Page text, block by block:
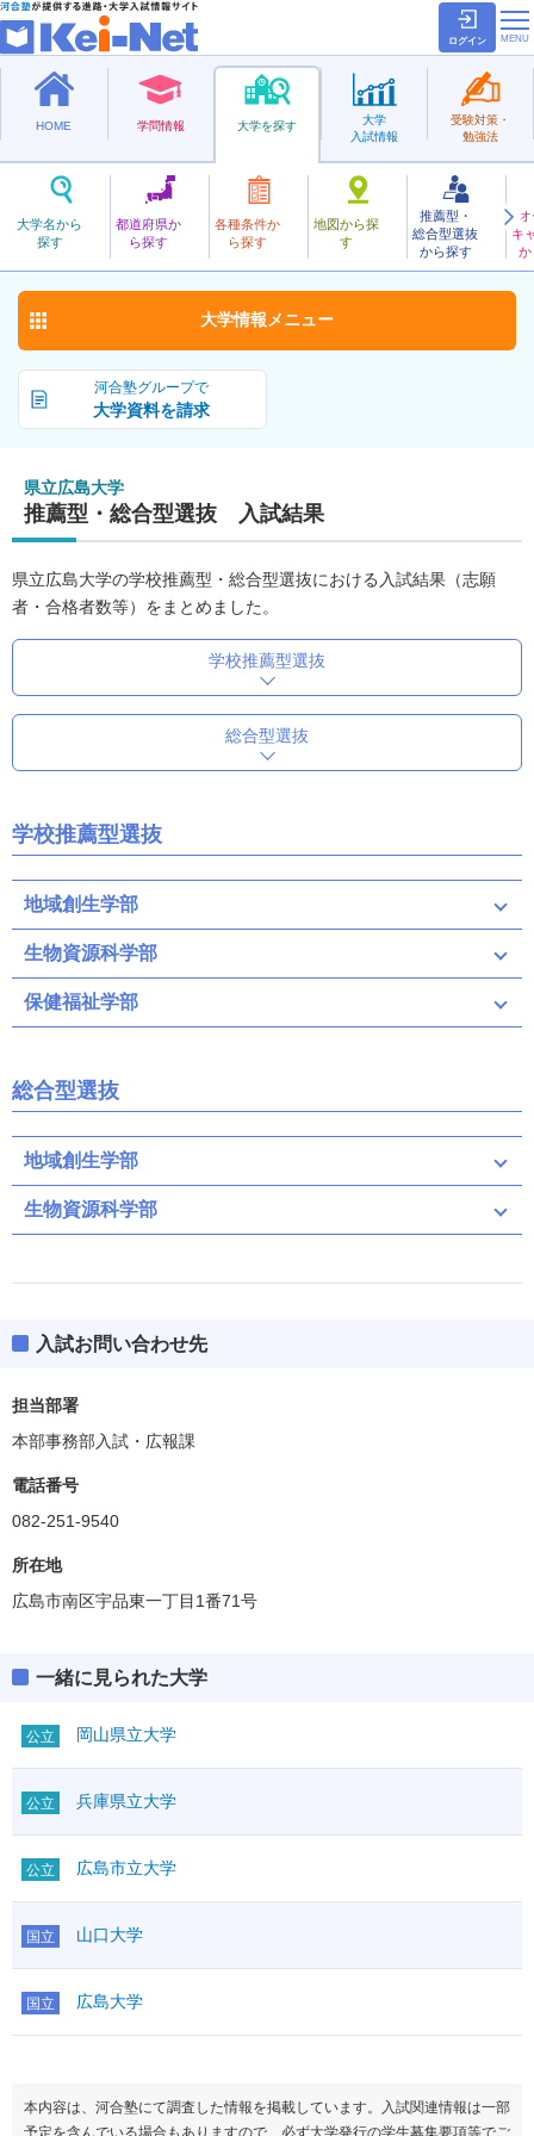
ログイン
HOME 学問情報 大学を探す
大学名から
探す
都道府県か
ら探す
各種条件か
ら探す
地図から探
す
推薦型・
総合型選抜
から探す
キ
か
大学
入試情報
受験対策・
勉強法
公立
けんりつひろしま
県立広島大学 お気に入り
河合塾グループで
大学資料を請求
大学情報 メニュー
県立広島大学
推薦型・総合型選抜 入試結果
県立広島大学の学校推薦型・総合型選抜における入試結果（志願
者・合格者数等）をまとめました。
学校推薦型選抜
総合型選抜
学校推薦型選抜
地域創生学部
生物資源科学部
保健福祉学部
総合型選抜
地域創生学部
生物資源科学部
入試お問い合わせ先
担当部署
本部事務部入試・広報課
電話番号
082-251-9540
所在地
広島市南区宇品東一丁目1番71号
一緒に見られた大学
公立 岡山県立大学
公立 兵庫県立大学
公立 広島市立大学
国立 山口大学
国立 広島大学
本内容は、河合塾にて調査した情報を掲載しています。入試関連情報は一部
予定を含んでいる場合もありますので、必ず大学発行の学生募集要項等でご